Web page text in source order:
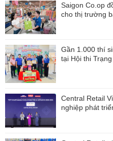
Saigon Co.op
cho thị trường
Gần 1.000 thí
tại Hội thi
Central Retail
nghiệp phát